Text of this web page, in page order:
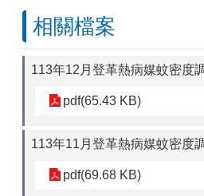
相關檔案
113年12月登革熱病媒蚊密度
pdf(65.43 KB)
113年11月登革熱病媒蚊密度
pdf(69.68 KB)